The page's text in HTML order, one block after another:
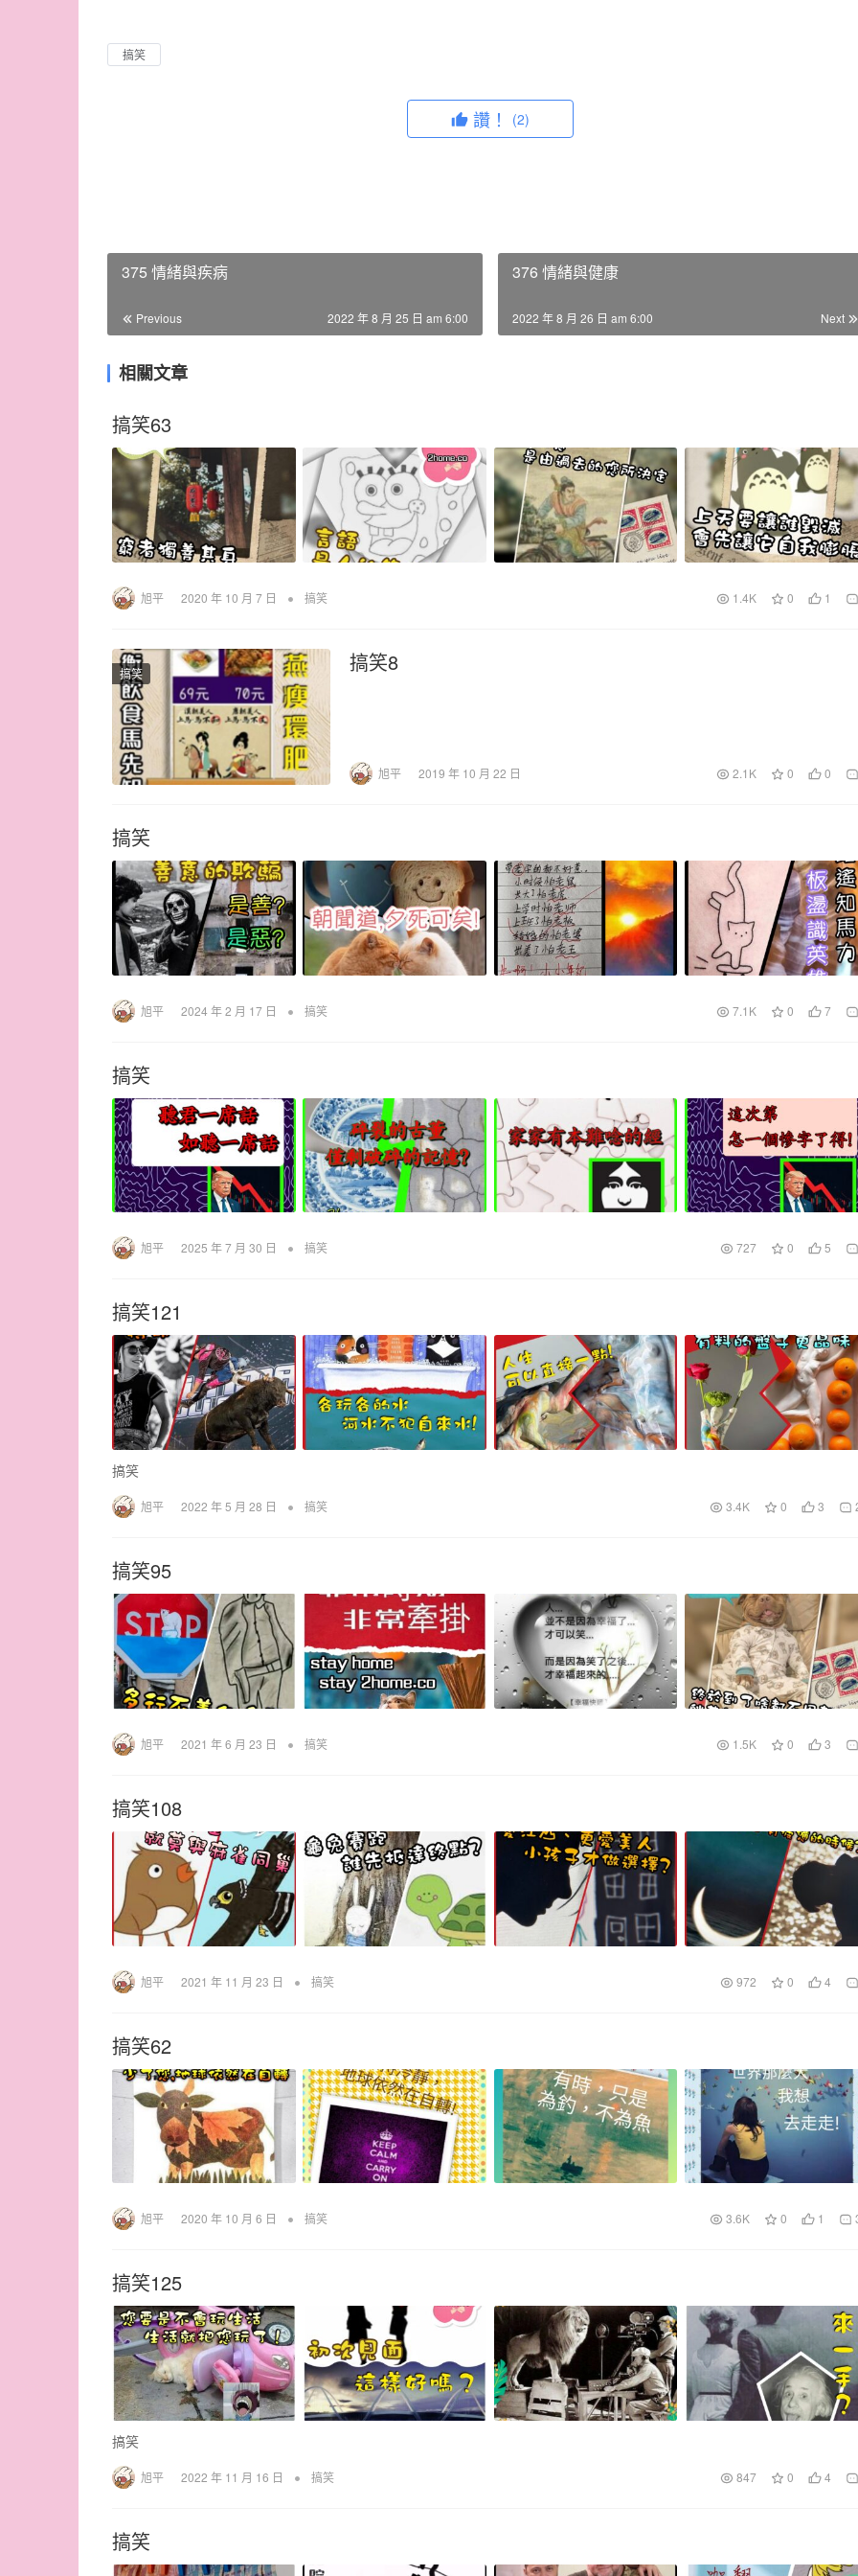
搞笑
讚！ (2)
375 情緒與疾病
Previous 2022 年 8 月 25 日 am 6:00
376 情緒與健康
Next
2022 年 8 月 26 日 am 6:00
相關文章
搞笑63
旭平 2020 年 10 月 7 日 • 搞笑 1.4K 0 1
搞笑 搞笑8
旭平 2019 年 10 月 22 日 2.1K 0 0
搞笑
旭平 2024 年 2 月 17 日 • 搞笑 7.1K 0 7
搞笑
旭平 2025 年 7 月 30 日 • 搞笑 727 0 5
搞笑121
搞笑
旭平 2022 年 5 月 28 日 • 搞笑 3.4K 0 3
搞笑95
旭平 2021 年 6 月 23 日 • 搞笑 1.5K 0 3
搞笑108
旭平 2021 年 11 月 23 日 • 搞笑 972 0 4
搞笑62
旭平 2020 年 10 月 6 日 • 搞笑 3.6K 0 1
搞笑125
搞笑
旭平 2022 年 11 月 16 日 • 搞笑 847 0 4
搞笑